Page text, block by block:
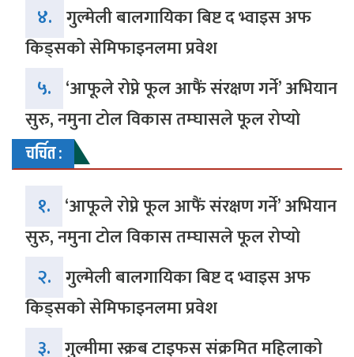
४. गुल्मेली बालगायिका बिष्ट द भ्वाइस अफ
किड्सको सेमिफाइनलमा प्रवेश
५. ‘आफूले रोप्ने फूल आफैं संरक्षण गर्ने’ अभियान
सुरु, नमुना टोल विकास तम्घासले फूल रोप्यो
चर्चित :
१. ‘आफूले रोप्ने फूल आफैं संरक्षण गर्ने’ अभियान
सुरु, नमुना टोल विकास तम्घासले फूल रोप्यो
२. गुल्मेली बालगायिका बिष्ट द भ्वाइस अफ
किड्सको सेमिफाइनलमा प्रवेश
३. गुल्मीमा स्क्रब टाइफस संक्रमित महिलाको